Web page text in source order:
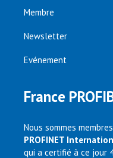
Membre
Newsletter
Evénement
France
Nous sommes
PROFINET
qui a certifié à ce jour